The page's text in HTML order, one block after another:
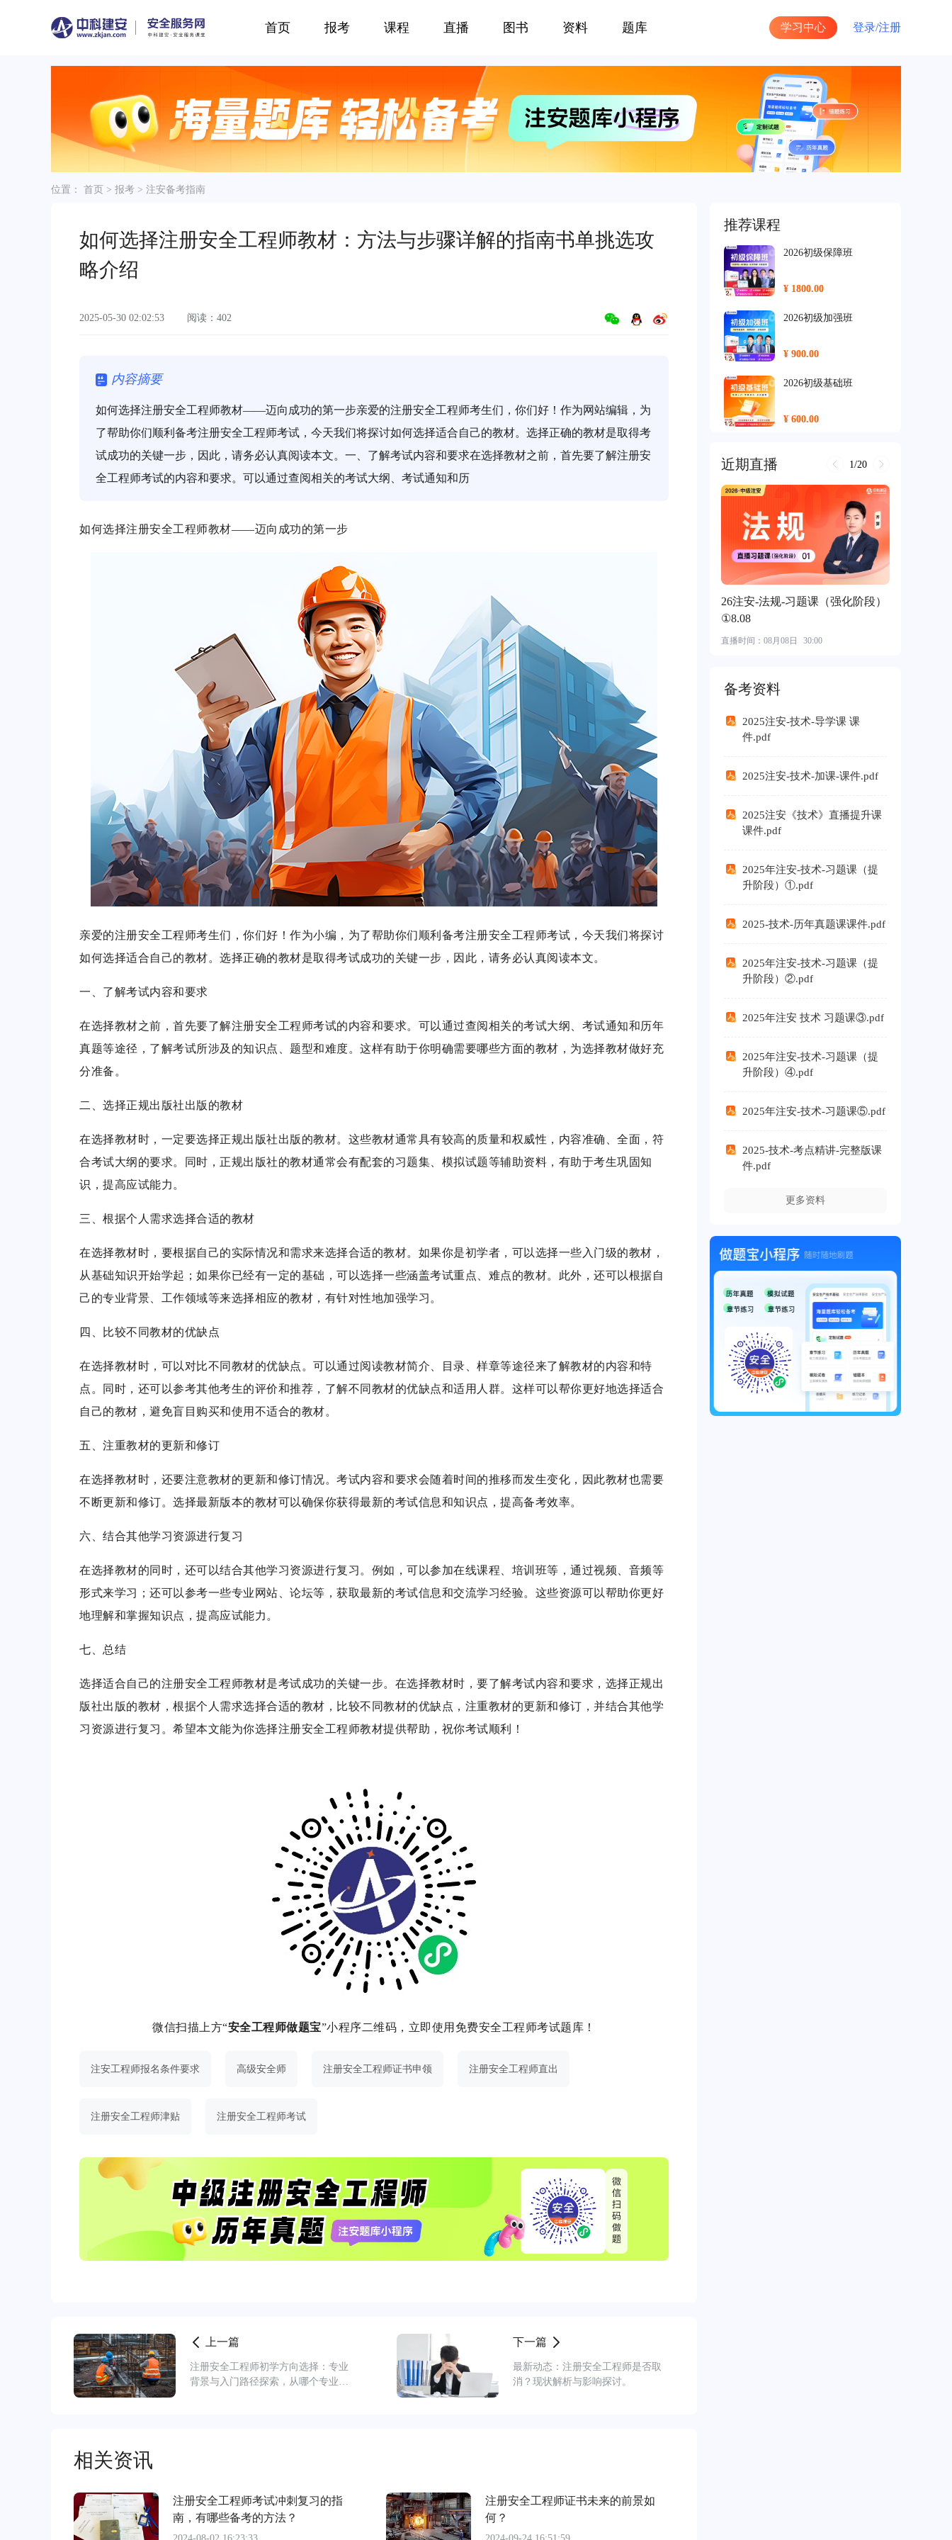
首页 报考 课程 直播 图书 资料 题库 学习中心 登录/注册
位置： 首页 > 报考 > 注安备考指南
如何选择注册安全工程师教材：方法与步骤详解的指南书单挑选攻
略介绍
2025-05-30 02:02:53 阅读：402
内容摘要
如何选择注册安全工程师教材——迈向成功的第一步亲爱的注册安全工程师考生们，你们好！作为网站编辑，为
了帮助你们顺利备考注册安全工程师考试，今天我们将探讨如何选择适合自己的教材。选择正确的教材是取得考
试成功的关键一步，因此，请务必认真阅读本文。一、了解考试内容和要求在选择教材之前，首先要了解注册安
全工程师考试的内容和要求。可以通过查阅相关的考试大纲、考试通知和历
如何选择注册安全工程师教材——迈向成功的第一步
亲爱的注册安全工程师考生们，你们好！作为小编，为了帮助你们顺利备考注册安全工程师考试，今天我们将探讨
如何选择适合自己的教材。选择正确的教材是取得考试成功的关键一步，因此，请务必认真阅读本文。
一、了解考试内容和要求
在选择教材之前，首先要了解注册安全工程师考试的内容和要求。可以通过查阅相关的考试大纲、考试通知和历年
真题等途径，了解考试所涉及的知识点、题型和难度。这样有助于你明确需要哪些方面的教材，为选择教材做好充
分准备。
二、选择正规出版社出版的教材
在选择教材时，一定要选择正规出版社出版的教材。这些教材通常具有较高的质量和权威性，内容准确、全面，符
合考试大纲的要求。同时，正规出版社的教材通常会有配套的习题集、模拟试题等辅助资料，有助于考生巩固知
识，提高应试能力。
三、根据个人需求选择合适的教材
在选择教材时，要根据自己的实际情况和需求来选择合适的教材。如果你是初学者，可以选择一些入门级的教材，
从基础知识开始学起；如果你已经有一定的基础，可以选择一些涵盖考试重点、难点的教材。此外，还可以根据自
己的专业背景、工作领域等来选择相应的教材，有针对性地加强学习。
四、比较不同教材的优缺点
在选择教材时，可以对比不同教材的优缺点。可以通过阅读教材简介、目录、样章等途径来了解教材的内容和特
点。同时，还可以参考其他考生的评价和推荐，了解不同教材的优缺点和适用人群。这样可以帮你更好地选择适合
自己的教材，避免盲目购买和使用不适合的教材。
五、注重教材的更新和修订
在选择教材时，还要注意教材的更新和修订情况。考试内容和要求会随着时间的推移而发生变化，因此教材也需要
不断更新和修订。选择最新版本的教材可以确保你获得最新的考试信息和知识点，提高备考效率。
六、结合其他学习资源进行复习
在选择教材的同时，还可以结合其他学习资源进行复习。例如，可以参加在线课程、培训班等，通过视频、音频等
形式来学习；还可以参考一些专业网站、论坛等，获取最新的考试信息和交流学习经验。这些资源可以帮助你更好
地理解和掌握知识点，提高应试能力。
七、总结
选择适合自己的注册安全工程师教材是考试成功的关键一步。在选择教材时，要了解考试内容和要求，选择正规出
版社出版的教材，根据个人需求选择合适的教材，比较不同教材的优缺点，注重教材的更新和修订，并结合其他学
习资源进行复习。希望本文能为你选择注册安全工程师教材提供帮助，祝你考试顺利！
微信扫描上方“安全工程师做题宝”小程序二维码，立即使用免费安全工程师考试题库！
注安工程师报名条件要求 高级安全师 注册安全工程师证书申领 注册安全工程师直出
注册安全工程师津贴 注册安全工程师考试
上一篇
注册安全工程师初学方向选择：专业
背景与入门路径探索，从哪个专业起
下一篇
最新动态：注册安全工程师是否取
消？现状解析与影响探讨。
相关资讯
注册安全工程师考试冲刺复习的指
南，有哪些备考的方法？
注册安全工程师证书未来的前景如
何？
推荐课程
2026初级保障班
¥ 1800.00
2026初级加强班
¥ 900.00
2026初级基础班
¥ 600.00
¥ 2500.00
2026中级保障班
¥ 2000.00
2026中级加强班
2026中级基础班
近期直播 1/20
26注安-法规-习题课（强化阶段）
①8.08
直播时间： 08月08日 30:00
备考资料
2025注安-技术-导学课 课
件.pdf
2025注安-技术-加课-课件.pdf
2025注安《技术》直播提升课
课件.pdf
2025年注安-技术-习题课（提
升阶段）①.pdf
2025-技术-历年真题课课件.pdf
2025年注安-技术-习题课（提
升阶段）②.pdf
2025年注安 技术 习题课③.pdf
2025年注安-技术-习题课（提
升阶段）④.pdf
2025年注安-技术-习题课⑤.pdf
2025-技术-考点精讲-完整版课
件.pdf
更多资料